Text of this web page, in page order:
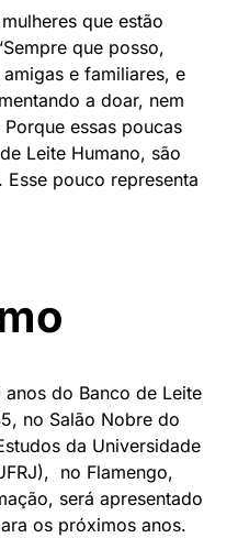
que estão
que posso,
e familiares, e
a doar, nem
essas poucas
Leite Humano, são
pouco representa
do Banco de Leite
no Salão Nobre do
da Universidade
no Flamengo,
será apresentado
os próximos anos.